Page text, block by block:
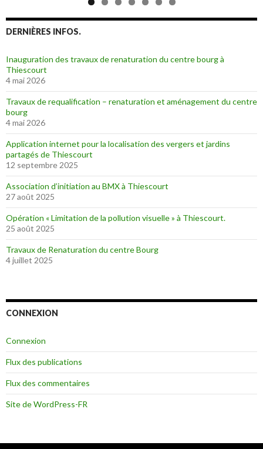
DERNIÈRES INFOS.
Inauguration des travaux de renaturation du centre bourg à
Thiescourt
4 mai 2026
Travaux de requalification – renaturation et aménagement du centre
bourg
4 mai 2026
Application internet pour la localisation des vergers et jardins
partagés de Thiescourt
12 septembre 2025
Association d’initiation au BMX à Thiescourt
27 août 2025
Opération « Limitation de la pollution visuelle » à Thiescourt.
25 août 2025
Travaux de Renaturation du centre Bourg
4 juillet 2025
CONNEXION
Connexion
Flux des publications
Flux des commentaires
Site de WordPress-FR